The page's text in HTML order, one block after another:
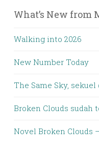
What’s New from
Walking into 2026
New Number Today
The Same Sky,
Broken Clouds sudah
Novel Broken Clouds